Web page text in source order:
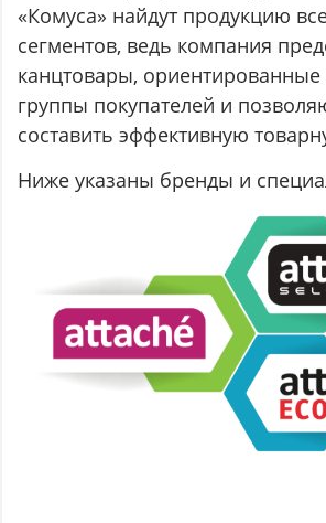
«Комуса» найдут продукцию
сегментов, ведь компания
канцтовары,
группы покупателей и
составить эффективную
Ниже указаны бренды и